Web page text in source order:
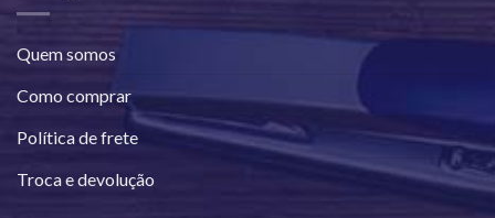
Quem somos
Como comprar
Política de frete
Troca e devolução